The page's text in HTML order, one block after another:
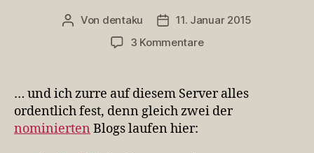
Beitragsautor
Von dentaku Veröffentlichungsdatum
11. Januar 2015
3 Kommentarezu
Blogger
2014
kommen
… und ich zurre auf diesem Server alles
ordentlich fest, denn gleich zwei der
nominierten Blogs laufen hier: